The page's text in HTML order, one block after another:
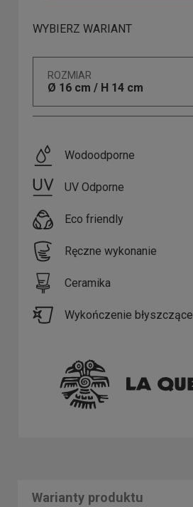
WYBIERZ WARIANT
ROZMIAR
Ø 16 cm / H 14 cm
Wodoodporne
UV Odporne
Eco friendly
Ręczne wykonanie
Ceramika
Wykończenie błyszczące
Warianty produktu